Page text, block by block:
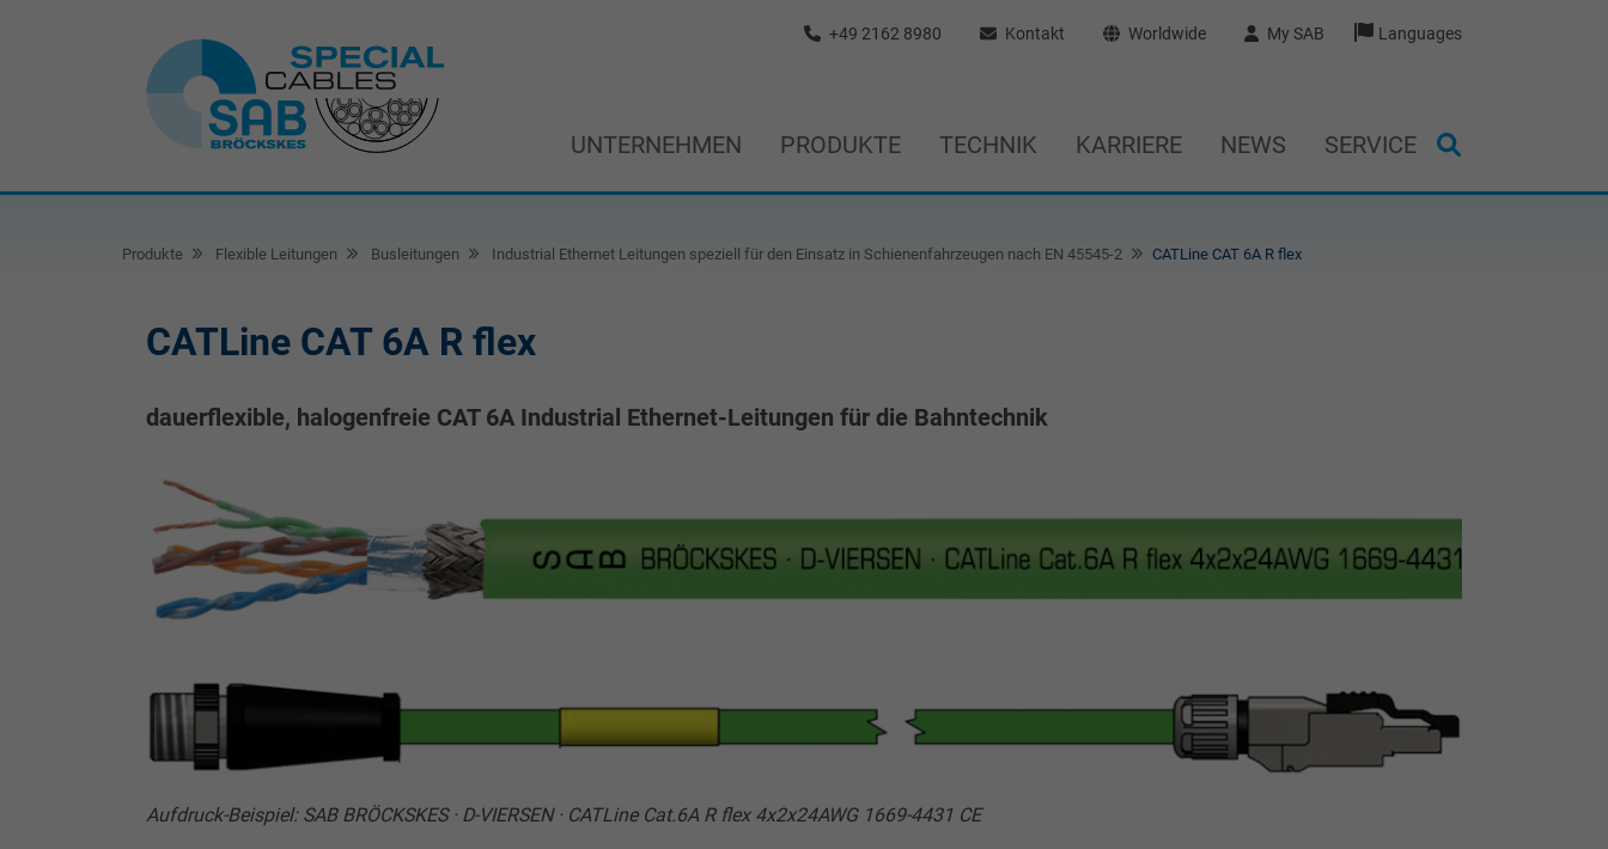
+49 2162 8980 Kontakt Worldwide My SAB Languages
UNTERNEHMEN PRODUKTE TECHNIK KARRIERE NEWS SERVICE
Produkte Flexible Leitungen Busleitungen Industrial Ethernet Leitungen speziell für den Einsatz in Schienenfahrzeugen nach EN 45545-2 CATLine CAT 6A R flex
CATLine CAT 6A R flex
dauerflexible, halogenfreie CAT 6A Industrial Ethernet-Leitungen für die Bahntechnik
Aufdruck-Beispiel: SAB BRÖCKSKES · D-VIERSEN · CATLine Cat.6A R flex 4x2x24AWG 1669-4431 CE